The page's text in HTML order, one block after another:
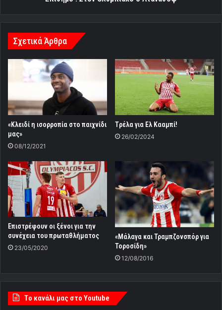
Σχετικά Άρθρα
«Κλειδί η ισορροπία στο παιχνίδι
μας»
08/12/2021
Tρέλα για Ελ Κααμπί!
26/02/2024
Επιστρέφουν οι ξένοι για την
συνέχεια του πρωταθλήματος
23/05/2020
«Μάλαγα και Τραμπζονσπόρ για
Τοροσίδη»
12/08/2016
Tο κανάλι μας στο Youtube